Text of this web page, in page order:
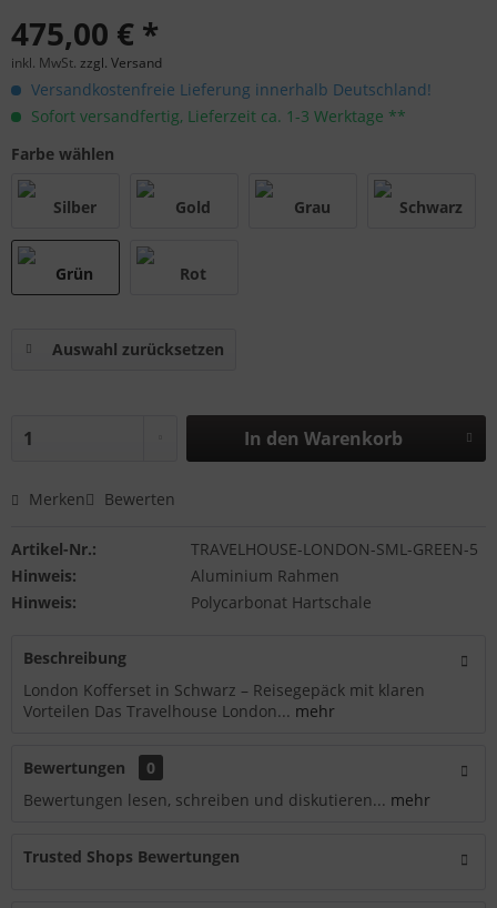
475,00 € *
inkl. MwSt. zzgl. Versand
Versandkostenfreie Lieferung innerhalb Deutschland!
Sofort versandfertig, Lieferzeit ca. 1-3 Werktage **
Farbe wählen
Auswahl zurücksetzen
In den Warenkorb
Merken Bewerten
Artikel-Nr.:
TRAVELHOUSE-LONDON-SML-GREEN-5
Hinweis:
Aluminium Rahmen
Hinweis:
Polycarbonat Hartschale
Beschreibung
London Kofferset in Schwarz – Reisegepäck mit klaren
Vorteilen Das Travelhouse London... mehr
Bewertungen
0
Bewertungen lesen, schreiben und diskutieren... mehr
Trusted Shops Bewertungen